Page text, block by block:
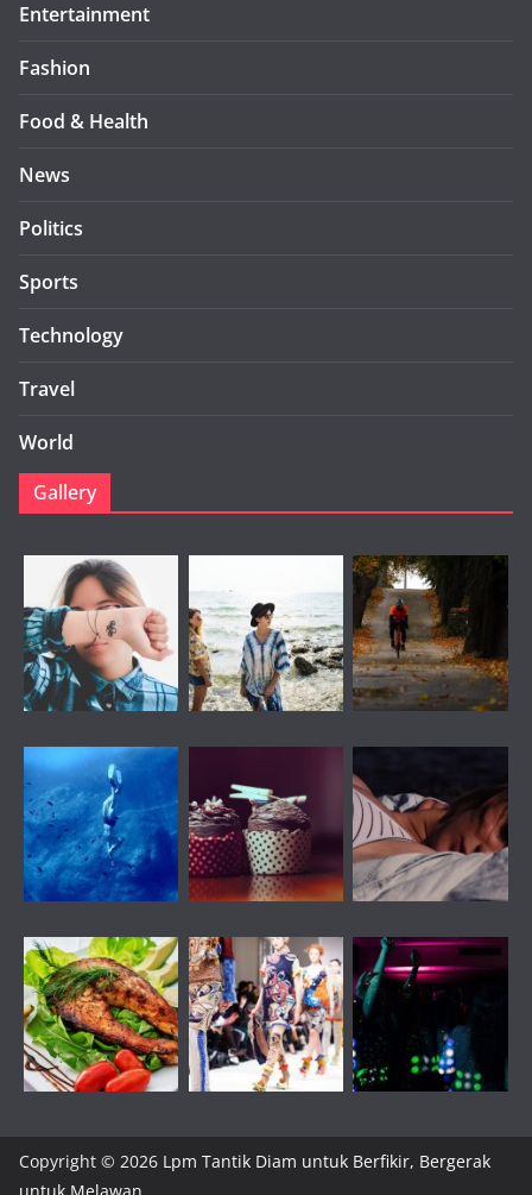
Entertainment
Fashion
Food & Health
News
Politics
Sports
Technology
Travel
World
Gallery
Copyright © 2026 Lpm Tantik Diam untuk Berfikir, Bergerak